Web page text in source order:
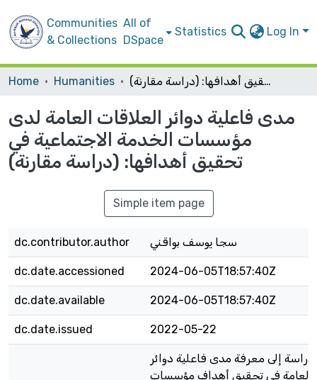
Communities
& Collections
All of
DSpace
Statistics Log In
Home Humanities مدى فاعلية دوائر العلاقات العامة لدى مؤسسات الخدمة الاجتماعية في تحقيق أهدافها: (دراسة مقارنة)
مدى فاعلية دوائر العلاقات العامة لدى
مؤسسات الخدمة الاجتماعية في
تحقيق أهدافها: (دراسة مقارنة)
Simple item page
dc.contributor.author سجا يوسف بواقني
dc.date.accessioned 2024-06-05T18:57:40Z
dc.date.available 2024-06-05T18:57:40Z
dc.date.issued 2022-05-22
إلى معرفة مدى فاعلية دوائر
العامة في تحقيق أهداف مؤسسات